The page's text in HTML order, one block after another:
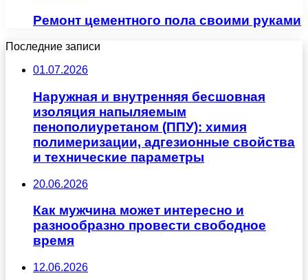
Ремонт цементного пола своими руками
Последние записи
01.07.2026
Наружная и внутренняя бесшовная
изоляция напыляемым
пенополиуретаном (ППУ): химия
полимеризации, адгезионные свойства
и технические параметры
20.06.2026
Как мужчина может интересно и
разнообразно провести свободное
время
12.06.2026